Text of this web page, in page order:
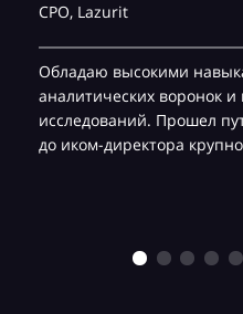
CPO, Lazurit
Обладаю высокими
аналитических воронок
исследований. Прошел
до иком-директора